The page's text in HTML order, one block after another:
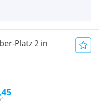
Platz 2 in